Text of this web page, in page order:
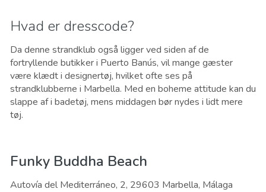
Hvad er dresscode?
Da denne strandklub også ligger ved siden af ​​de
fortryllende butikker i Puerto Banús, vil mange gæster
være klædt i designertøj, hvilket ofte ses på
strandklubberne i Marbella. Med en boheme attitude kan du
slappe af i badetøj, mens middagen bør nydes i lidt mere
tøj.
Funky Buddha Beach
Autovía del Mediterráneo, 2, 29603 Marbella, Málaga